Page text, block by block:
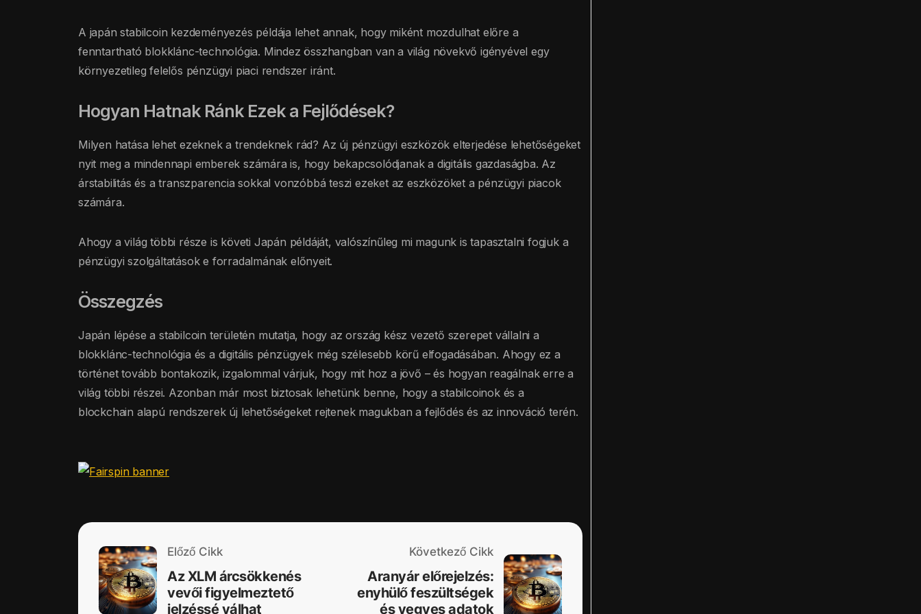
A japán stabilcoin kezdeményezés példája lehet annak, hogy miként mozdulhat előre a
fenntartható blokklánc-technológia. Mindez összhangban van a világ növekvő igényével egy
környezetileg felelős pénzügyi piaci rendszer iránt.
Hogyan Hatnak Ránk Ezek a Fejlődések?
Milyen hatása lehet ezeknek a trendeknek rád? Az új pénzügyi eszközök elterjedése lehetőségeket
nyit meg a mindennapi emberek számára is, hogy bekapcsolódjanak a digitális gazdaságba. Az
árstabilitás és a transzparencia sokkal vonzóbbá teszi ezeket az eszközöket a pénzügyi piacok
számára.
Ahogy a világ többi része is követi Japán példáját, valószínűleg mi magunk is tapasztalni fogjuk a
pénzügyi szolgáltatások e forradalmának előnyeit.
Összegzés
Japán lépése a stabilcoin területén mutatja, hogy az ország kész vezető szerepet vállalni a
blokklánc-technológia és a digitális pénzügyek még szélesebb körű elfogadásában. Ahogy ez a
történet tovább bontakozik, izgalommal várjuk, hogy mit hoz a jövő – és hogyan reagálnak erre a
világ többi részei. Azonban már most biztosak lehetünk benne, hogy a stabilcoinok és a
blockchain alapú rendszerek új lehetőségeket rejtenek magukban a fejlődés és az innováció terén.
Előző Cikk
Az XLM árcsökkenés
vevői figyelmeztető
jelzéssé válhat
Következő Cikk
Aranyár előrejelzés:
enyhülő feszültségek
és vegyes adatok